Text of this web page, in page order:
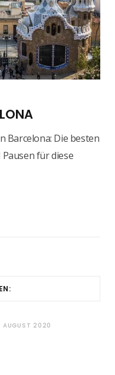
Barcelona: Die besten
für diese
AUGUST 2020